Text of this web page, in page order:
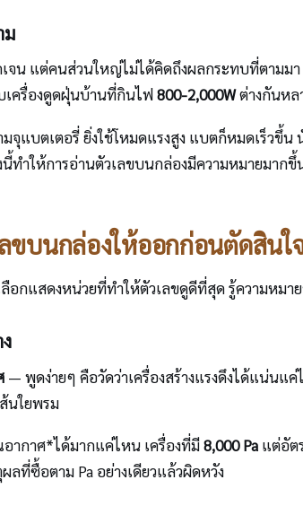
ม
จน แต่คนส่วนใหญ่ไม่ได้คิดถึงผลกระทบที่ตามม
ครื่องดูดฝุ่นบ้านที่กินไฟ800-2,000Wต่างกันหล
จุแบตเตอรี่ ยิ่งใช้โหมดแรงสูง แบตก็หมดเร็ว
นี้ทำให้การอ่านตัวเลขบนกล่องมีความหมายมากขึ้
ลขบนกล่องให้ออกก่อนตัดสินใ
อกแสดงหน่วยที่ทำให้ตัวเลขดูดีที่สุด รู้ความหม
— พูดง่ายๆ คือวัดว่าเครื่องสร้างแรงดึงได้แน่น
นใยพรม
ากาศ*ได้มากแค่ไหน เครื่องที่มี8,000 Pa แต่อัต
ที่ซื้อตาม Pa อย่างเดียวแล้วผิดหวัง